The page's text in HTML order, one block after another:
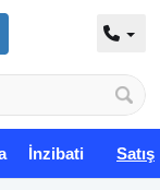
İnzibati Satış